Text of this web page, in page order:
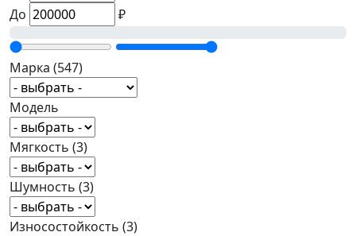
До
₽
Марка (547)
Модель
Мягкость (3)
Шумность (3)
Износостойкость (3)